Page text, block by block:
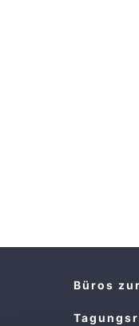
Büros